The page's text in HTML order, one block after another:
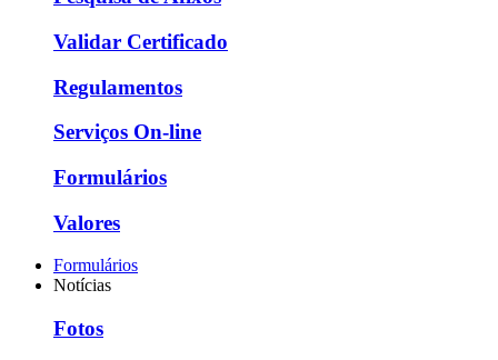
Validar Certificado
Regulamentos
Serviços On-line
Formulários
Valores
Formulários
Notícias
Fotos